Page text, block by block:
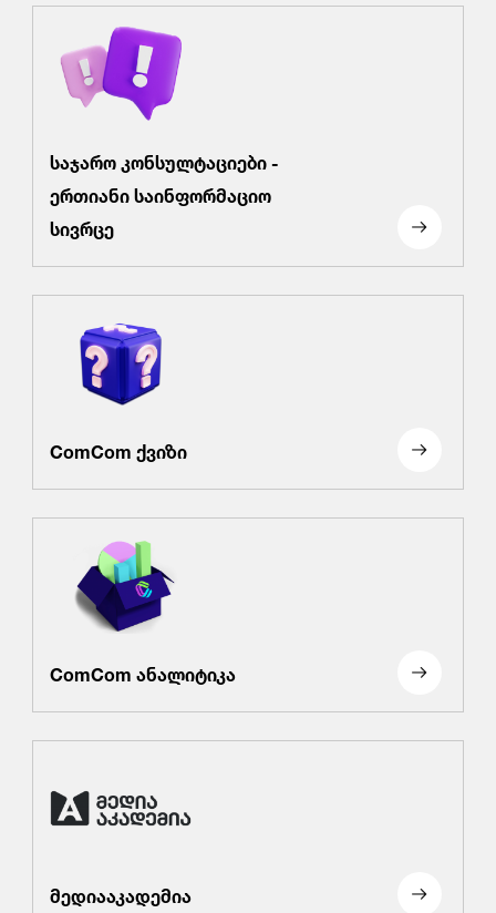
საჯარო კონსულტაციები -
ერთიანი საინფორმაციო
სივრცე
ComCom ქვიზი
ComCom ანალიტიკა
მედიააკადემია